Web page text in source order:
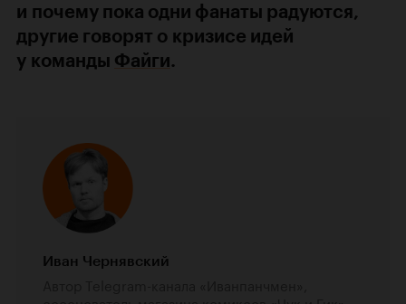
и почему пока одни фанаты радуются,
другие говорят о кризисе идей
у команды Файги.
Иван Чернявский